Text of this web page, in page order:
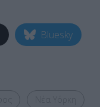
Bluesky